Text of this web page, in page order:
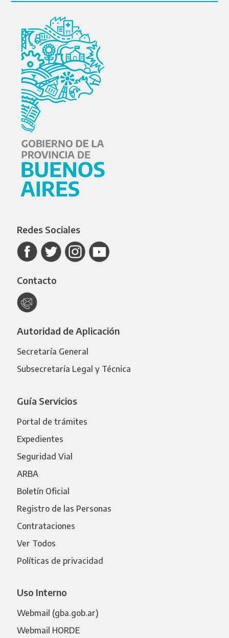
Redes Sociales
Contacto
Autoridad de Aplicación
Secretaría General
Subsecretaría Legal y Técnica
Guía Servicios
Portal de trámites
Expedientes
Seguridad Vial
ARBA
Boletín Oficial
Registro de las Personas
Contrataciones
Ver Todos
Políticas de privacidad
Uso Interno
Webmail (gba.gob.ar)
Webmail HORDE